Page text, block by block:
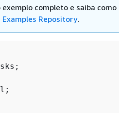
completo e saiba como
Examples Repository.